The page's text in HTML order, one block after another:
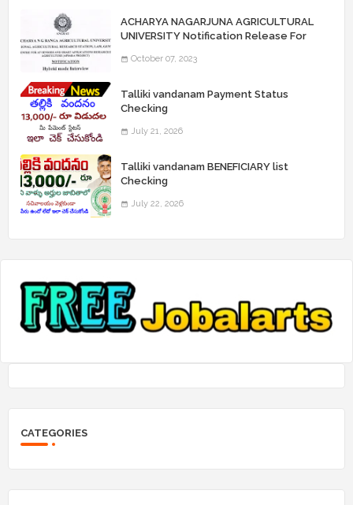
ACHARYA NAGARJUNA AGRICULTURAL
UNIVERSITY Notification Release For
October 07, 2023
Talliki vandanam Payment Status
Checking
July 21, 2026
Talliki vandanam BENEFICIARY list
Checking
July 22, 2026
CATEGORIES